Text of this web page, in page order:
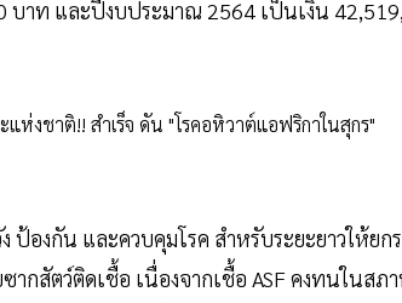
บาท และปีงบประมาณ 2564 เป็นเงิน
ป้องกัน และควบคุมโรค สำหรับระยะยาวให้ย
ากสัตว์ติดเชื้อ เนื่องจากเชื้อ ASF คงทนในส